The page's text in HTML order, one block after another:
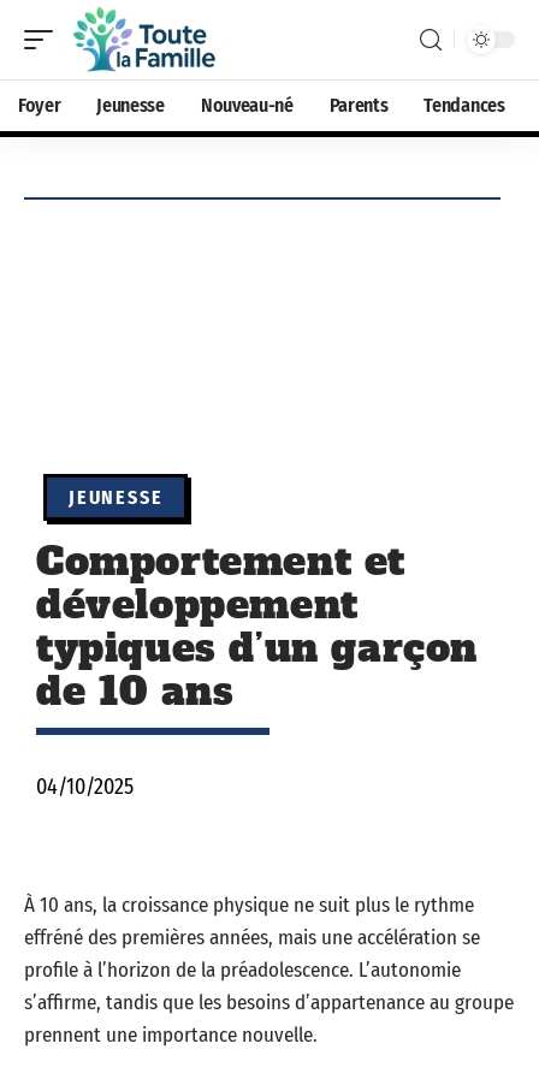
Foyer Jeunesse Nouveau-né Parents Tendances
JEUNESSE
Comportement et
développement
typiques d’un garçon
de 10 ans
04/10/2025
À 10 ans, la croissance physique ne suit plus le rythme
effréné des premières années, mais une accélération se
profile à l’horizon de la préadolescence. L’autonomie
s’affirme, tandis que les besoins d’appartenance au groupe
prennent une importance nouvelle.